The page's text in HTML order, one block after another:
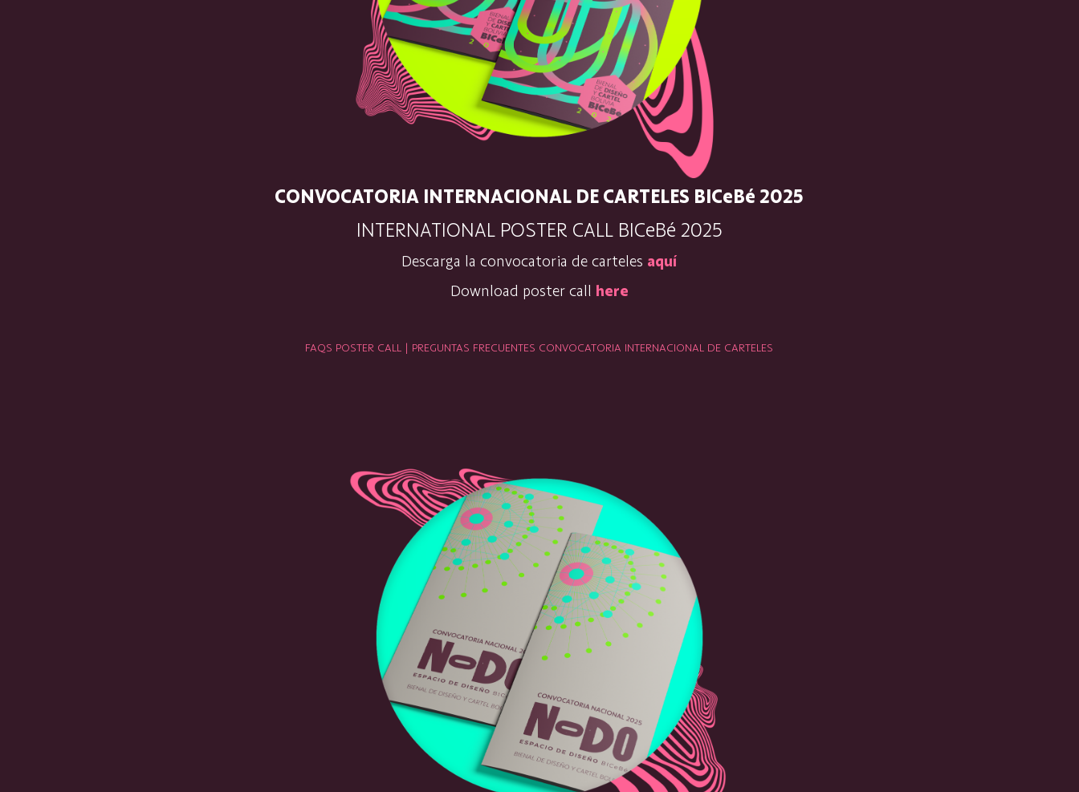
CONVOCATORIA INTERNACIONAL DE CARTELES BICeBé 2025
INTERNATIONAL POSTER CALL BICeBé 2025
Descarga la convocatoria de carteles aquí
Download poster call
here
FAQS POSTER CALL | PREGUNTAS FRECUENTES CONVOCATORIA INTERNACIONAL DE CARTELES